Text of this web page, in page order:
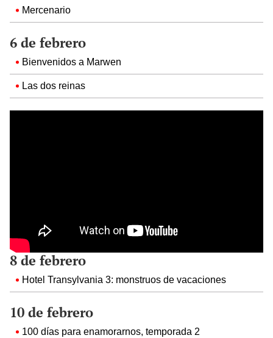
Mercenario
6 de febrero
Bienvenidos a Marwen
Las dos reinas
8 de febrero
Hotel Transylvania 3: monstruos de vacaciones
10 de febrero
100 días para enamorarnos, temporada 2